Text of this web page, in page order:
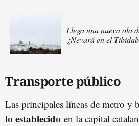
Llega una nueva ola
¿Nevará en el
Transporte público
Las principales líneas de metro y
lo establecido en la capital